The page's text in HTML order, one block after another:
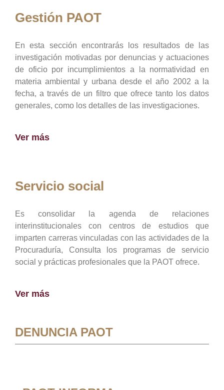
Gestión PAOT
En esta sección encontrarás los resultados de las
investigación motivadas por denuncias y actuaciones
de oficio por incumplimientos a la normatividad en
materia ambiental y urbana desde el año 2002 a la
fecha, a través de un filtro que ofrece tanto los datos
generales, como los detalles de las investigaciones.
Ver más
Servicio social
Es consolidar la agenda de relaciones
interinstitucionales con centros de estudios que
imparten carreras vinculadas con las actividades de la
Procuraduría, Consulta los programas de servicio
social y prácticas profesionales que la PAOT ofrece.
Ver más
DENUNCIA PAOT